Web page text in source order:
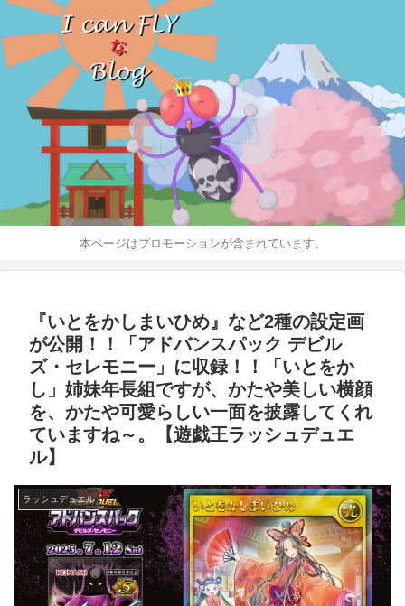
本ページはプロモーションが含まれています。
『いとをかしまいひめ』など2種の設定画
が公開！！「アドバンスパック デビル
ズ・セレモニー」に収録！！「いとをか
し」姉妹年長組ですが、かたや美しい横顔
を、かたや可愛らしい一面を披露してくれ
ていますね～。【遊戯王ラッシュデュエ
ル】
ラッシュデュエル